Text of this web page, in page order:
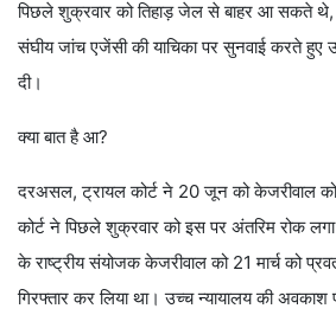
पिछले शुक्रवार को तिहाड़ जेल से बाहर आ सकते
संघीय जांच एजेंसी की याचिका पर सुनवाई करते हुए
दी।
क्या बात है आ?
दरअसल, ट्रायल कोर्ट ने 20 जून को केजरीवाल
कोर्ट ने पिछले शुक्रवार को इस पर अंतरिम रोक
के राष्ट्रीय संयोजक केजरीवाल को 21 मार्च को
गिरफ्तार कर लिया था। उच्च न्यायालय की अवकाश